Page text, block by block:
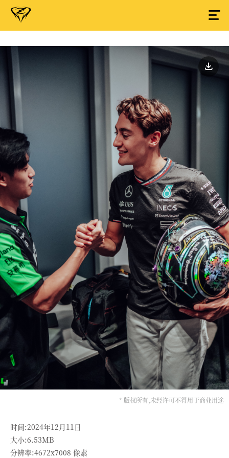
* 版权所有,未经许可不得用于商业用途
时间:2024年12月11日
大小:6.53MB
分辨率:4672x7008 像素